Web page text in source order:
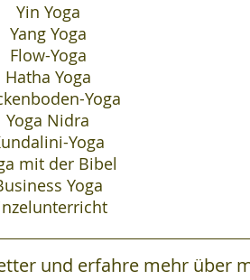
Yin Yoga
Yang Yoga
Flow-Yoga
Hatha Yoga
Yoga
Yoga Nidra
Yoga
mit der Bibel
Yoga
und erfahre mehr über